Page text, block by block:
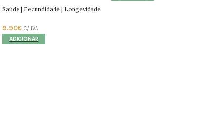
Saúde | Fecundidade | Longevidade
9.90€ C/ IVA
ADICIONAR